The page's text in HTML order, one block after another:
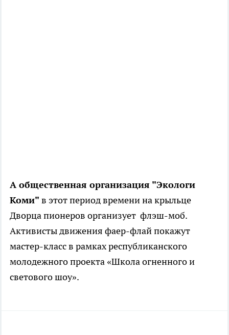
А общественная организация "Экологи
Коми" в этот период времени на крыльце
Дворца пионеров организует флэш-моб.
Активисты движения фаер-флай покажут
мастер-класс в рамках республиканского
молодежного проекта «Школа огненного и
светового шоу».